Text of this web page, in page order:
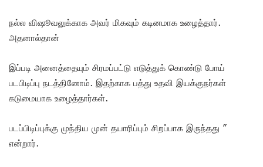
நல்ல விஷூவலுக்காக அவர் மிகவும் கடினமாக உழைத்தார்.
அதனால்தான்
இப்படி அனைத்தையும் சிரமப்பட்டு எடுத்துக் கொண்டு போய்
படபிடிப்பு நடத்தினோம். இதற்காக பத்து உதவி இயக்குநர்கள்
கடுமையாக உழைத்தார்கள்.
படப்பிடிப்புக்கு முந்திய முன் தயாரிப்பும் சிறப்பாக இருந்தது ”
என்றார்.